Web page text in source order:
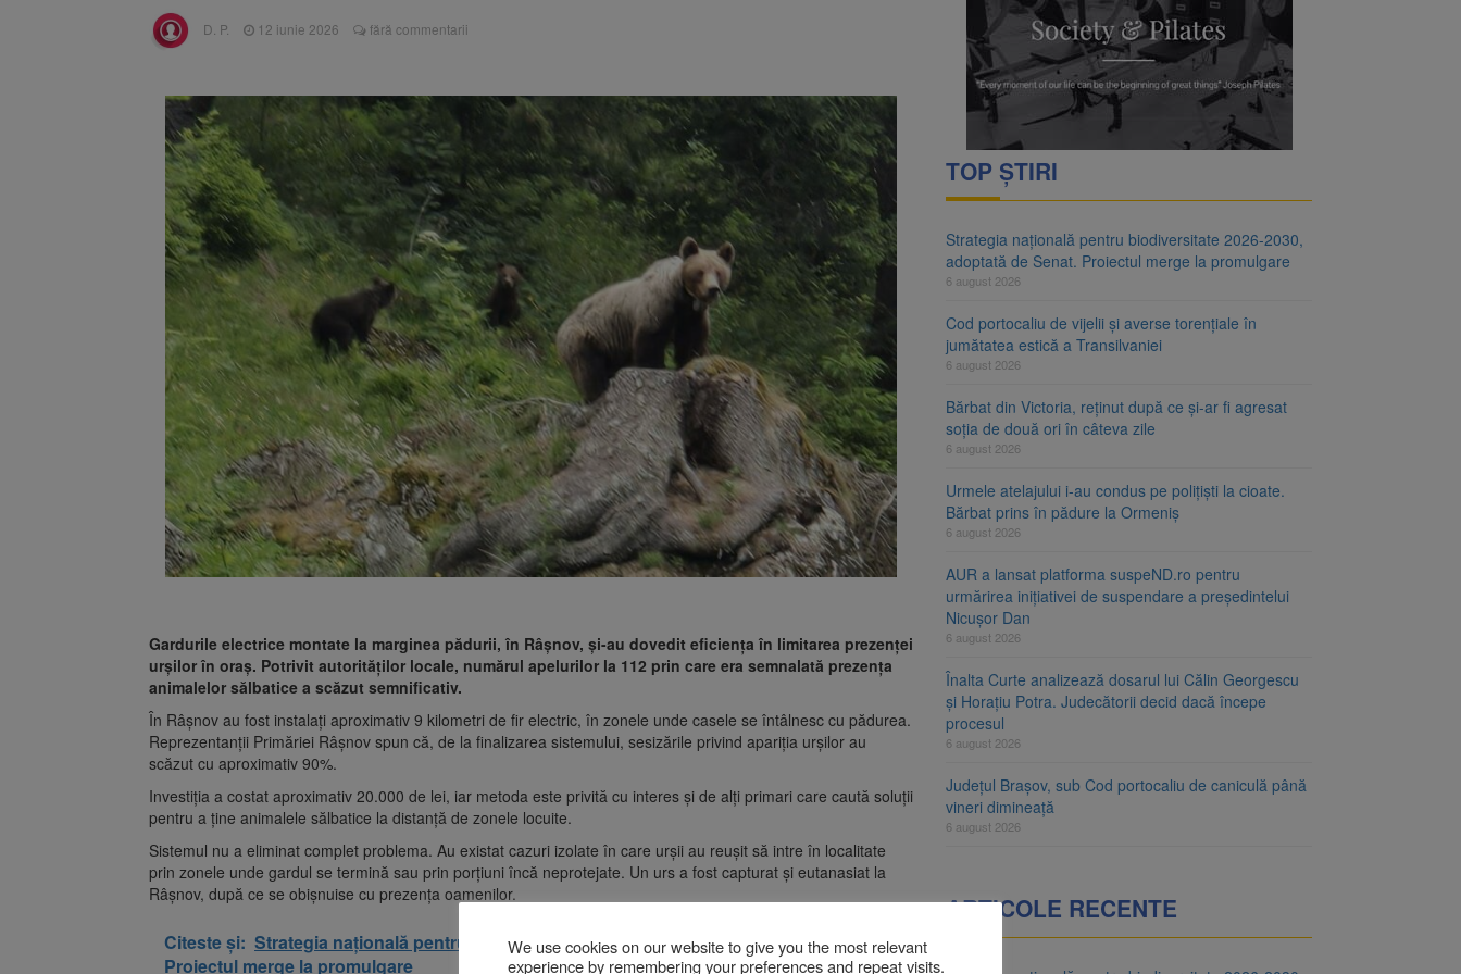
Înalta Curte analizează dosarul lui Călin Georgescu și Horațiu Potra. Judecătorii decid dacă începe
procesul
Strategia națională pentru biodiversitate 2026-2030, adoptată de Senat. Proiectul merge la promulgare
D. P. 12 iunie 2026 fără commentarii
Gardurile electrice montate la marginea pădurii, în Râșnov, și-au dovedit eficiența în limitarea prezenței
urșilor în oraș. Potrivit autorităților locale, numărul apelurilor la 112 prin care era semnalată prezența
animalelor sălbatice a scăzut semnificativ.
În Râșnov au fost instalați aproximativ 9 kilometri de fir electric, în zonele unde casele se întâlnesc cu pădurea.
Reprezentanții Primăriei Râșnov spun că, de la finalizarea sistemului, sesizările privind apariția urșilor au
scăzut cu aproximativ 90%.
Investiția a costat aproximativ 20.000 de lei, iar metoda este privită cu interes și de alți primari care caută soluții
pentru a ține animalele sălbatice la distanță de zonele locuite.
Sistemul nu a eliminat complet problema. Au existat cazuri izolate în care urșii au reușit să intre în localitate
prin zonele unde gardul se termină sau prin porțiuni încă neprotejate. Un urs a fost capturat și eutanasiat la
Râșnov, după ce se obișnuise cu prezența oamenilor.
Citeste și: Strategia națională pentru biodiversitate 2026-2030, adoptată de Senat.
Proiectul merge la promulgare
TOP ȘTIRI
Strategia națională pentru biodiversitate 2026-2030,
adoptată de Senat. Proiectul merge la promulgare
6 august 2026
Cod portocaliu de vijelii și averse torențiale în
jumătatea estică a Transilvaniei
6 august 2026
Bărbat din Victoria, reținut după ce și-ar fi agresat
soția de două ori în câteva zile
6 august 2026
Urmele atelajului i-au condus pe polițiști la cioate.
Bărbat prins în pădure la Ormeniș
6 august 2026
AUR a lansat platforma suspeND.ro pentru
urmărirea inițiativei de suspendare a președintelui
Nicușor Dan
6 august 2026
Înalta Curte analizează dosarul lui Călin Georgescu
și Horațiu Potra. Judecătorii decid dacă începe
procesul
6 august 2026
Județul Brașov, sub Cod portocaliu de caniculă până
vineri dimineață
6 august 2026
ARTICOLE RECENTE
We use cookies on our website to give you the most relevant
experience by remembering your preferences and repeat visits.